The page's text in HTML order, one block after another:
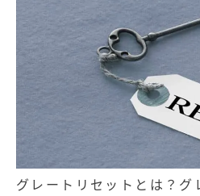
グレートリセットとは？グ